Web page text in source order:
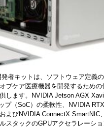
者キットは、ソフトウェア定義
ブケア医療機器を開発するための
します。NVIDIA Jetson AGX
プ（SoC）の柔軟性、NVIDIA
よびNVIDIA ConnectX SmartNIC
スタックのGPUアクセラレーシ